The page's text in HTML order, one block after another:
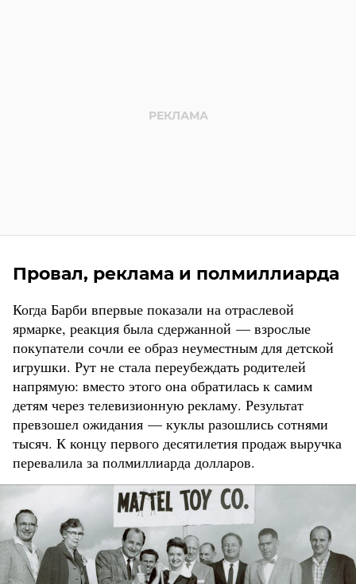
Провал, реклама и полмиллиарда
Когда Барби впервые показали на отраслевой
ярмарке, реакция была сдержанной — взрослые
покупатели сочли ее образ неуместным для детской
игрушки. Рут не стала переубеждать родителей
напрямую: вместо этого она обратилась к самим
детям через телевизионную рекламу. Результат
превзошел ожидания — куклы разошлись сотнями
тысяч. К концу первого десятилетия продаж выручка
перевалила за полмиллиарда долларов.